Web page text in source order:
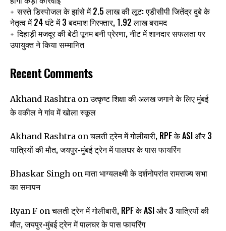
सस्ते डिस्पोजल के झांसे में 2.5 लाख की लूट: एडीसीपी जितेंद्र दुबे के
नेतृत्व में 24 घंटे में 3 बदमाश गिरफ्तार, 1.92 लाख बरामद
दिहाड़ी मजदूर की बेटी पूनम बनी प्रेरणा, नीट में शानदार सफलता पर
उपायुक्त ने किया सम्मानित
Recent Comments
Akhand Rashtra onउत्कृष्ट शिक्षा की अलख जगाने के लिए मुंबई
के वकील ने गांव में खोला स्कूल
Akhand Rashtra onचलती ट्रेन में गोलीबारी, RPF के ASI और 3
यात्रियों की मौत, जयपुर-मुंबई ट्रेन में पालघर के पास फायरिंग
Bhaskar Singh onमाता भाग्यलक्ष्मी के दर्शनोपरांत रामराज्य सभा
का समापन
Ryan F onचलती ट्रेन में गोलीबारी, RPF के ASI और 3 यात्रियों की
मौत, जयपुर-मुंबई ट्रेन में पालघर के पास फायरिंग